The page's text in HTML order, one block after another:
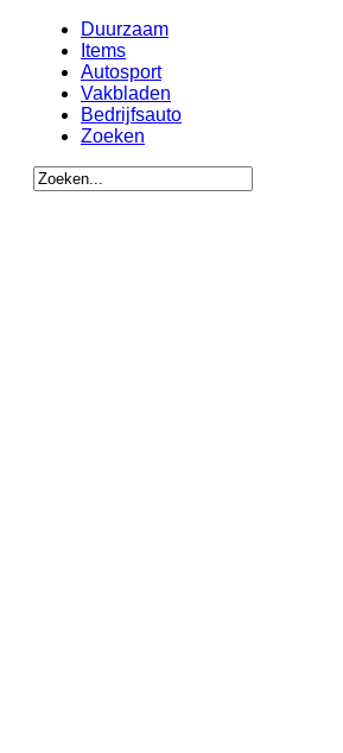
Duurzaam
Items
Autosport
Vakbladen
Bedrijfsauto
Zoeken